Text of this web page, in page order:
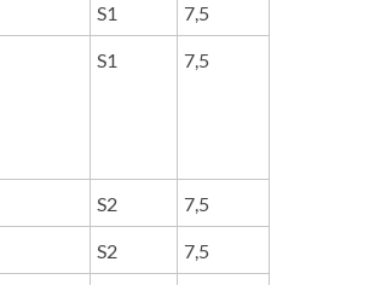
S1 7,5
S1 7,5
S2 7,5
S2 7,5